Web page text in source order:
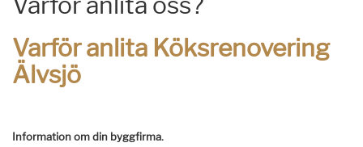
Varför anlita Köksrenovering
Älvsjö
Information om din byggfirma.